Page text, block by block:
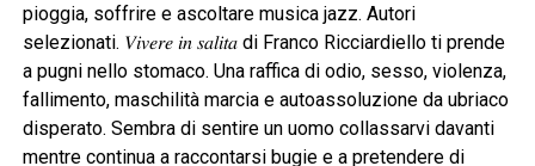
pioggia, soffrire e ascoltare musica jazz. Autori
selezionati. 𝑉𝑖𝑣𝑒𝑟𝑒 𝑖𝑛 𝑠𝑎𝑙𝑖𝑡𝑎 di Franco Ricciardiello ti prende
a pugni nello stomaco. Una raffica di odio, sesso, violenza,
fallimento, maschilità marcia e autoassoluzione da ubriaco
disperato. Sembra di sentire un uomo collassarvi davanti
mentre continua a raccontarsi bugie e a pretendere di